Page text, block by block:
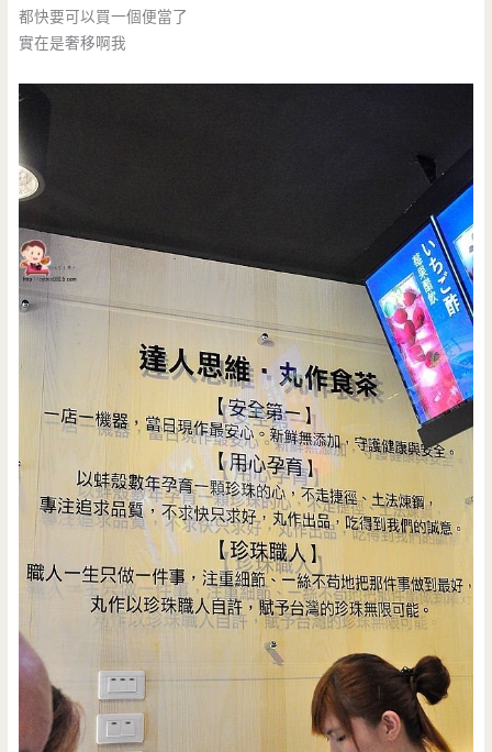
都快要可以買一個便當了
實在是奢移啊我